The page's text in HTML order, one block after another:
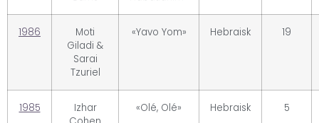
1986
Moti
Giladi &
Sarai
Tzuriel
«Yavo Yom» Hebraisk 19
1985
Izhar
«Olé, Olé» Hebraisk 5